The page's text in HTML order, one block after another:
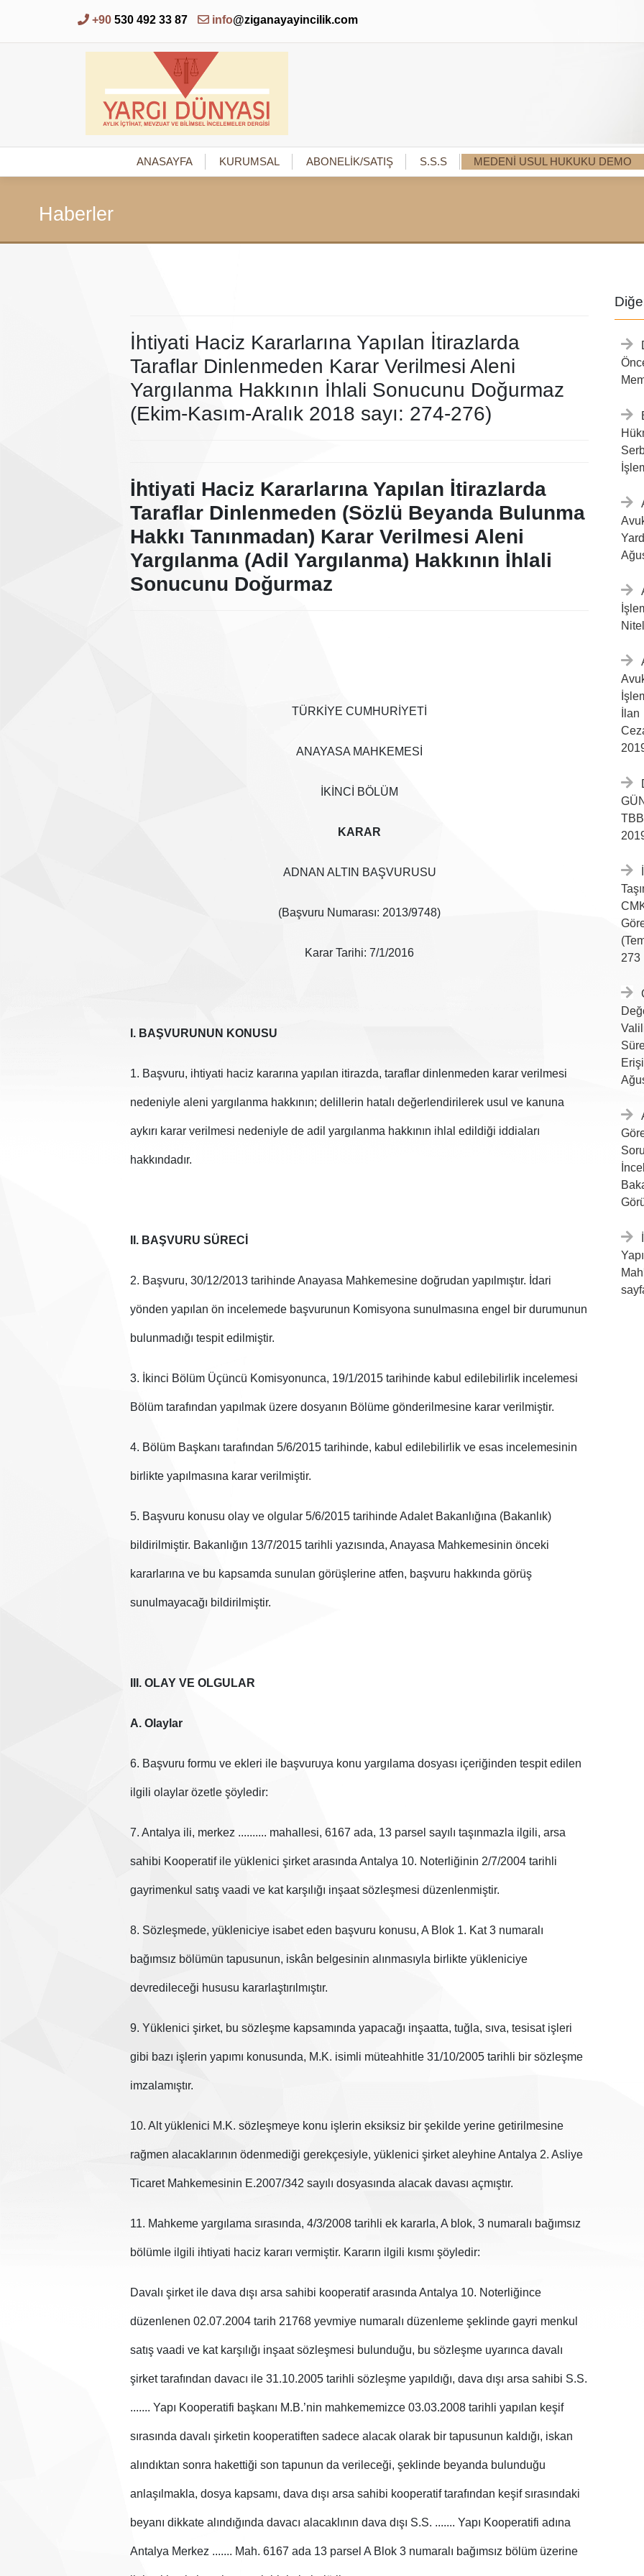
+90 530 492 33 87 info@ziganayayincilik.com
ANASAYFA KURUMSAL ABONELİK/SATIŞ S.S.S MEDENİ USUL HUKUKU DEMO
Haberler
İhtiyati Haciz Kararlarına Yapılan İtirazlarda
Taraflar Dinlenmeden Karar Verilmesi Aleni
Yargılanma Hakkının İhlali Sonucunu Doğurmaz
(Ekim-Kasım-Aralık 2018 sayı: 274-276)
İhtiyati Haciz Kararlarına Yapılan İtirazlarda
Taraflar Dinlenmeden (Sözlü Beyanda Bulunma
Hakkı Tanınmadan) Karar Verilmesi Aleni
Yargılanma (Adil Yargılanma) Hakkının İhlali
Sonucunu Doğurmaz
TÜRKİYE CUMHURİYETİ
ANAYASA MAHKEMESİ
İKİNCİ BÖLÜM
KARAR
ADNAN ALTIN BAŞVURUSU
(Başvuru Numarası: 2013/9748)
Karar Tarihi: 7/1/2016
I. BAŞVURUNUN KONUSU
1. Başvuru, ihtiyati haciz kararına yapılan itirazda, taraflar dinlenmeden karar verilmesi
nedeniyle aleni yargılanma hakkının; delillerin hatalı değerlendirilerek usul ve kanuna
aykırı karar verilmesi nedeniyle de adil yargılanma hakkının ihlal edildiği iddiaları
hakkındadır.
II. BAŞVURU SÜRECİ
2. Başvuru, 30/12/2013 tarihinde Anayasa Mahkemesine doğrudan yapılmıştır. İdari
yönden yapılan ön incelemede başvurunun Komisyona sunulmasına engel bir durumunun
bulunmadığı tespit edilmiştir.
3. İkinci Bölüm Üçüncü Komisyonunca, 19/1/2015 tarihinde kabul edilebilirlik incelemesi
Bölüm tarafından yapılmak üzere dosyanın Bölüme gönderilmesine karar verilmiştir.
4. Bölüm Başkanı tarafından 5/6/2015 tarihinde, kabul edilebilirlik ve esas incelemesinin
birlikte yapılmasına karar verilmiştir.
5. Başvuru konusu olay ve olgular 5/6/2015 tarihinde Adalet Bakanlığına (Bakanlık)
bildirilmiştir. Bakanlığın 13/7/2015 tarihli yazısında, Anayasa Mahkemesinin önceki
kararlarına ve bu kapsamda sunulan görüşlerine atfen, başvuru hakkında görüş
sunulmayacağı bildirilmiştir.
III. OLAY VE OLGULAR
A. Olaylar
6. Başvuru formu ve ekleri ile başvuruya konu yargılama dosyası içeriğinden tespit edilen
ilgili olaylar özetle şöyledir:
7. Antalya ili, merkez .......... mahallesi, 6167 ada, 13 parsel sayılı taşınmazla ilgili, arsa
sahibi Kooperatif ile yüklenici şirket arasında Antalya 10. Noterliğinin 2/7/2004 tarihli
gayrimenkul satış vaadi ve kat karşılığı inşaat sözleşmesi düzenlenmiştir.
8. Sözleşmede, yükleniciye isabet eden başvuru konusu, A Blok 1. Kat 3 numaralı
bağımsız bölümün tapusunun, iskân belgesinin alınmasıyla birlikte yükleniciye
devredileceği hususu kararlaştırılmıştır.
9. Yüklenici şirket, bu sözleşme kapsamında yapacağı inşaatta, tuğla, sıva, tesisat işleri
gibi bazı işlerin yapımı konusunda, M.K. isimli müteahhitle 31/10/2005 tarihli bir sözleşme
imzalamıştır.
10. Alt yüklenici M.K. sözleşmeye konu işlerin eksiksiz bir şekilde yerine getirilmesine
rağmen alacaklarının ödenmediği gerekçesiyle, yüklenici şirket aleyhine Antalya 2. Asliye
Ticaret Mahkemesinin E.2007/342 sayılı dosyasında alacak davası açmıştır.
11. Mahkeme yargılama sırasında, 4/3/2008 tarihli ek kararla, A blok, 3 numaralı bağımsız
bölümle ilgili ihtiyati haciz kararı vermiştir. Kararın ilgili kısmı şöyledir:
Davalı şirket ile dava dışı arsa sahibi kooperatif arasında Antalya 10. Noterliğince
düzenlenen 02.07.2004 tarih 21768 yevmiye numaralı düzenleme şeklinde gayri menkul
satış vaadi ve kat karşılığı inşaat sözleşmesi bulunduğu, bu sözleşme uyarınca davalı
şirket tarafından davacı ile 31.10.2005 tarihli sözleşme yapıldığı, dava dışı arsa sahibi S.S.
....... Yapı Kooperatifi başkanı M.B.’nin mahkememizce 03.03.2008 tarihli yapılan keşif
sırasında davalı şirketin kooperatiften sadece alacak olarak bir tapusunun kaldığı, iskan
alındıktan sonra hakettiği son tapunun da verileceği, şeklinde beyanda bulunduğu
anlaşılmakla, dosya kapsamı, dava dışı arsa sahibi kooperatif tarafından keşif sırasındaki
beyanı dikkate alındığında davacı alacaklının dava dışı S.S. ....... Yapı Kooperatifi adına
Antalya Merkez ....... Mah. 6167 ada 13 parsel A Blok 3 numaralı bağımsız bölüm üzerine
273